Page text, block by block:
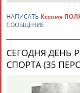
АБДУЛДАУДОВ
24 персон из 13181
НАПИСАТЬ Ксения
СООБЩЕНИЕ
СЕГОДНЯ ДЕНЬ
СПОРТА (35